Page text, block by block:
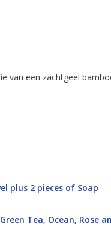
van een zachtgeel
plus 2 pieces of Soap
Tea, Ocean, Rose